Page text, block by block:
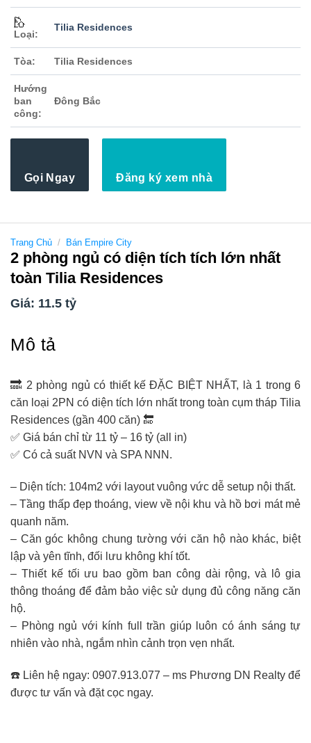
Loại:
Tilia Residences
Tòa: Tilia Residences
Hướng
ban
công:
Đông Bắc
Gọi Ngay Đăng ký xem nhà
Trang Chủ / Bán Empire City
2 phòng ngủ có diện tích tích lớn nhất
toàn Tilia Residences
Giá: 11.5 tỷ
Mô tả
🔜 2 phòng ngủ có thiết kế ĐẶC BIỆT NHẤT, là 1 trong 6
căn loại 2PN có diện tích lớn nhất trong toàn cụm tháp Tilia
Residences (gần 400 căn) 🔚
✅ Giá bán chỉ từ 11 tỷ – 16 tỷ (all in)
✅ Có cả suất NVN và SPA NNN.
– Diện tích: 104m2 với layout vuông vức dễ setup nội thất.
– Tầng thấp đẹp thoáng, view về nội khu và hồ bơi mát mẻ
quanh năm.
– Căn góc không chung tường với căn hộ nào khác, biệt
lập và yên tĩnh, đối lưu không khí tốt.
– Thiết kế tối ưu bao gồm ban công dài rộng, và lô gia
thông thoáng để đảm bảo việc sử dụng đủ công năng căn
hộ.
– Phòng ngủ với kính full trần giúp luôn có ánh sáng tự
nhiên vào nhà, ngắm nhìn cảnh trọn vẹn nhất.
☎️ Liên hệ ngay: 0907.913.077 – ms Phương DN Realty để
được tư vấn và đặt cọc ngay.